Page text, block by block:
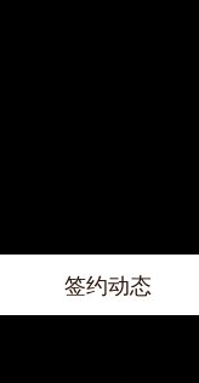
签约动态